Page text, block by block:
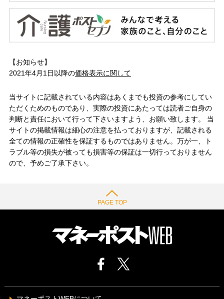
【お知らせ】
2021年4月1日以降の価格表示に関して
当サイトに記載されている内容はあくまでも投資の参考にしてい
ただくためのものであり、実際の投資にあたっては読者ご自身の
判断と責任において行って下さいますよう、お願い致します。 当
サイトの掲載情報は細心の注意を払っておりますが、記載される
全ての情報の正確性を保証するものではありません。万が一、ト
ラブル等の損失が被っても損害等の保証は一切行っておりません
ので、予めご了承下さい。
PAGE TOP